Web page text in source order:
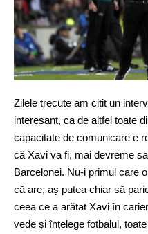
Zilele trecute am citit un
interesant, ca de altfel toate
capacitate de comunicare e
că Xavi va fi, mai devreme
Barcelonei. Nu-i primul care
că are, aș putea chiar să
ceea ce a arătat Xavi în
vede și înțelege fotbalul,